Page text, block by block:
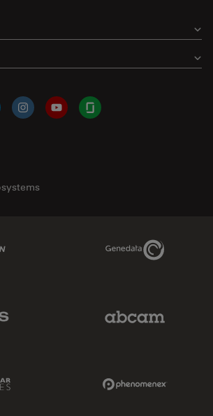
InstagramYouTubeGlassdoor
Genedata Link
Devices Link